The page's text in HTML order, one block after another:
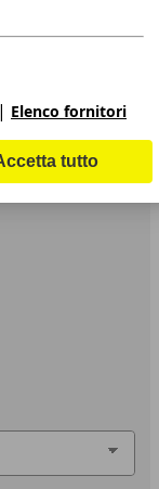
| Elenco fornitori
tutto